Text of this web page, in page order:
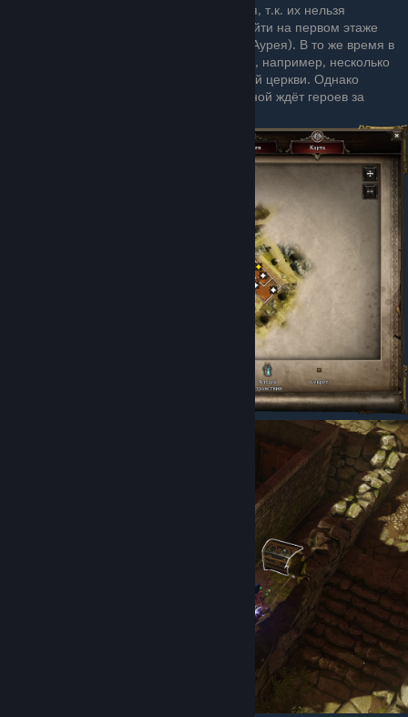
Некоторые использовать не получится, т.к. их нельзя
перемещать (такие сундуки можно найти на первом этаже
штаба легионеров рядом с комнатой Аурея). В то же время в
игре множество подходящих сундуков, например, несколько
можно выкопать на кладбище у Старой церкви. Однако
наиболее доступный из найденных мной ждёт героев за